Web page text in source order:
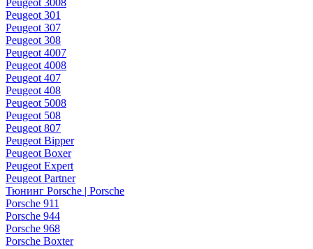
Peugeot 3008
Peugeot 301
Peugeot 307
Peugeot 308
Peugeot 4007
Peugeot 4008
Peugeot 407
Peugeot 408
Peugeot 5008
Peugeot 508
Peugeot 807
Peugeot Bipper
Peugeot Boxer
Peugeot Expert
Peugeot Partner
Тюнинг Porsche | Porsche
Porsche 911
Porsche 944
Porsche 968
Porsche Boxter